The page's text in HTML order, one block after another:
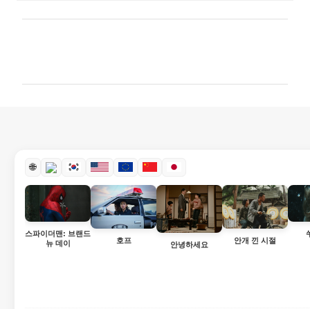
🌐
스파이더맨: 브랜드
뉴 데이
호프
안녕하세요
안개 낀 시절